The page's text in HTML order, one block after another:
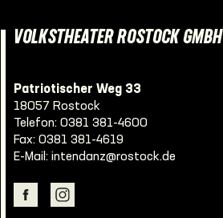
VOLKSTHEATER ROSTOCK GMBH
Patriotischer Weg 33
18057 Rostock
Telefon: 0381 381-4600
Fax: 0381 381-4619
E-Mail: intendanz@rostock.de